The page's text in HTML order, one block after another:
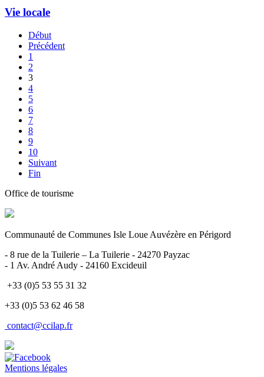
Vie locale
Début
Précédent
1
2
3
4
5
6
7
8
9
10
Suivant
Fin
Office de tourisme
Communauté de Communes Isle Loue Auvézère en Périgord
- 8 rue de la Tuilerie – La Tuilerie - 24270 Payzac
- 1 Av. André Audy - 24160 Excideuil
+33 (0)5 53 55 31 32
+33 (0)5 53 62 46 58
contact@ccilap.fr
Mentions légales